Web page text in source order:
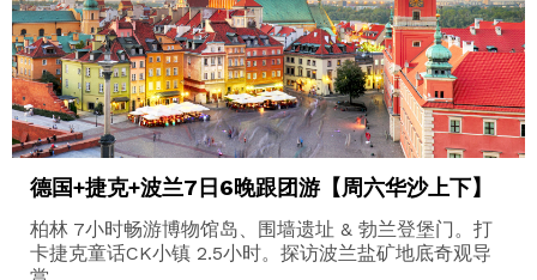
德国+捷克+波兰7日6晚跟团游【周六华沙上下】
柏林 7小时畅游博物馆岛、围墙遗址 & 勃兰登堡门。打
卡捷克童话CK小镇 2.5小时。探访波兰盐矿地底奇观导